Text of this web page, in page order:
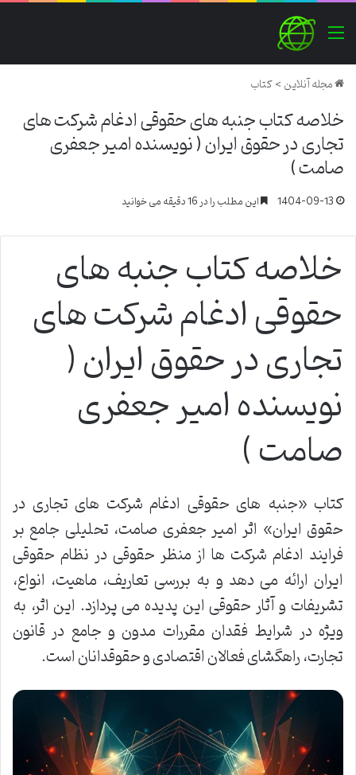
منو
مجله آنلاین>کتاب
خلاصه کتاب جنبه های حقوقی ادغام شرکت های
تجاری در حقوق ایران ( نویسنده امیر جعفری
صامت )
1404-09-13 این مطلب را در 16 دقیقه می خوانید
خلاصه کتاب جنبه های
حقوقی ادغام شرکت های
تجاری در حقوق ایران (
نویسنده امیر جعفری
صامت )
کتاب «جنبه های حقوقی ادغام شرکت های تجاری در
حقوق ایران» اثر امیر جعفری صامت، تحلیلی جامع بر
فرایند ادغام شرکت ها از منظر حقوقی در نظام حقوقی
ایران ارائه می دهد و به بررسی تعاریف، ماهیت، انواع،
تشریفات و آثار حقوقی این پدیده می پردازد. این اثر، به
ویژه در شرایط فقدان مقررات مدون و جامع در قانون
تجارت، راهگشای فعالان اقتصادی و حقوقدانان است.